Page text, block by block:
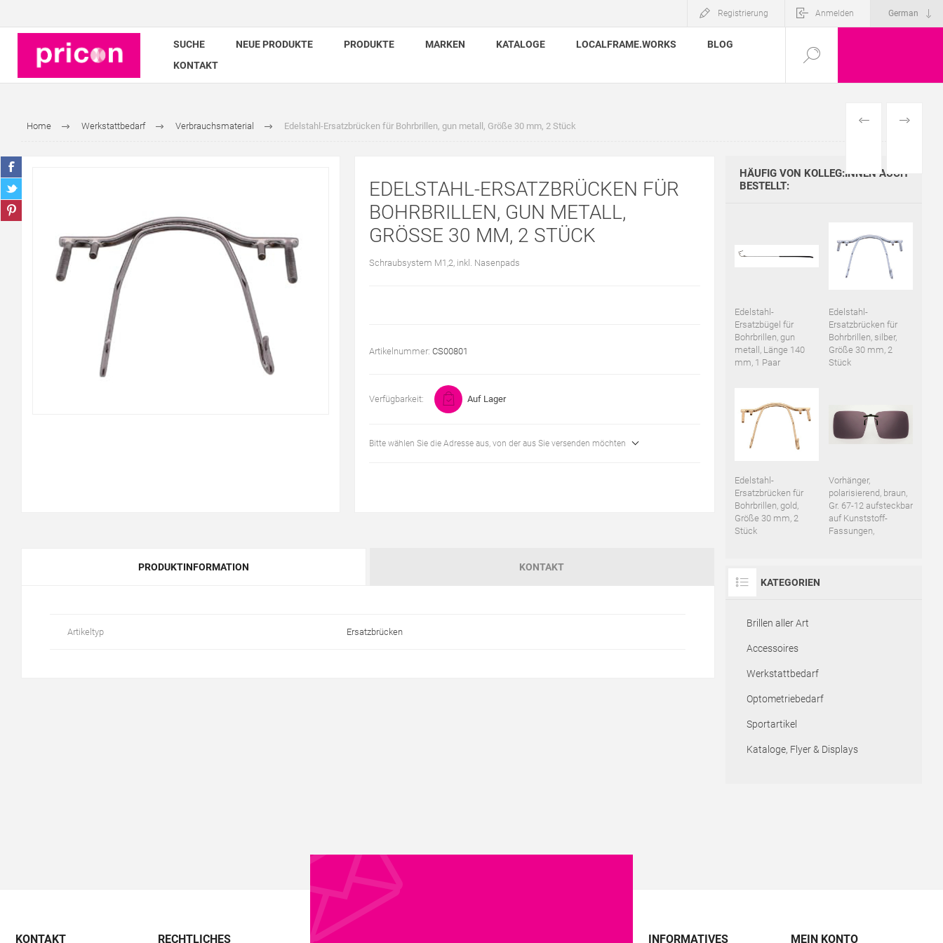
Registrierung Anmelden
SUCHE NEUE PRODUKTE PRODUKTE MARKEN KATALOGE LOCALFRAME.WORKS
BLOG
KONTAKT
Home Werkstattbedarf Verbrauchsmaterial Edelstahl-Ersatzbrücken für Bohrbrillen, gun metall, Größe 30 mm, 2 Stück VORHERIGES
EDELSTAHL-ERSATZBRÜCKEN FÜR
BOHRBRILLEN, GUN METALL,
GRÖSSE 30 MM, 2 STÜCK
Schraubsystem M1,2, inkl. Nasenpads
Artikelnummer: CS00801
Verfügbarkeit: Auf Lager
Bitte wählen Sie die Adresse aus, von der aus Sie versenden möchten
PRODUKTINFORMATION KONTAKT
Artikeltyp Ersatzbrücken
HÄUFIG VON KOLLEG:INNEN AUCH
BESTELLT:
Edelstahl-
Ersatzbügel für
Bohrbrillen, gun
metall, Länge 140
mm, 1 Paar
Edelstahl-
Ersatzbrücken für
Bohrbrillen, silber,
Größe 30 mm, 2
Stück
Edelstahl-
Ersatzbrücken für
Bohrbrillen, gold,
Größe 30 mm, 2
Stück
Vorhänger,
polarisierend, braun,
Gr. 67-12 aufsteckbar
auf Kunststoff-
Fassungen,
KATEGORIEN
Brillen aller Art
Accessoires
Werkstattbedarf
Optometriebedarf
Sportartikel
Kataloge, Flyer & Displays
KONTAKT RECHTLICHES INFORMATIVES MEIN KONTO